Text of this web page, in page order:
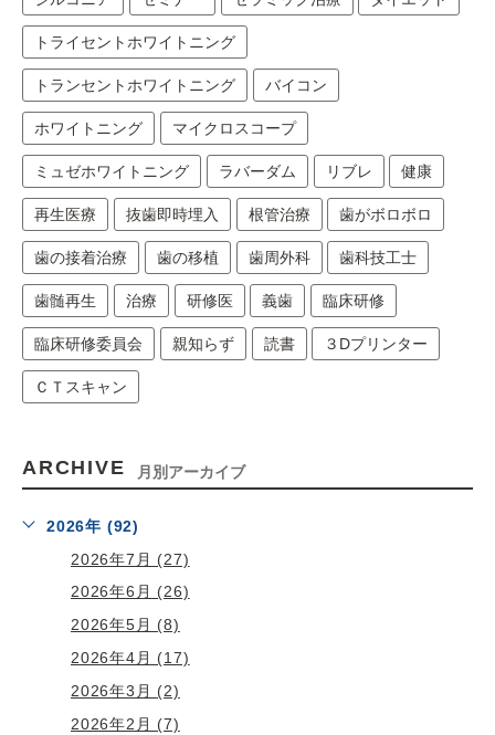
トライセントホワイトニング
トランセントホワイトニング バイコン
ホワイトニング マイクロスコープ
ミュゼホワイトニング ラバーダム リブレ 健康
再生医療 抜歯即時埋入 根管治療 歯がボロボロ
歯の接着治療 歯の移植 歯周外科 歯科技工士
歯髄再生 治療 研修医 義歯 臨床研修
臨床研修委員会 親知らず 読書 ３Dプリンター
ＣＴスキャン
ARCHIVE 月別アーカイブ
2026年 (92)
2026年7月 (27)
2026年6月 (26)
2026年5月 (8)
2026年4月 (17)
2026年3月 (2)
2026年2月 (7)